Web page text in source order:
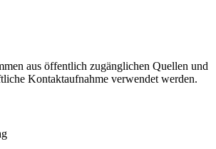
aus öffentlich zugänglichen Quellen und
Kontaktaufnahme verwendet werden.